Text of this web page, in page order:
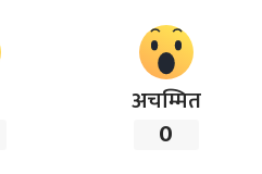
अचम्मित
0